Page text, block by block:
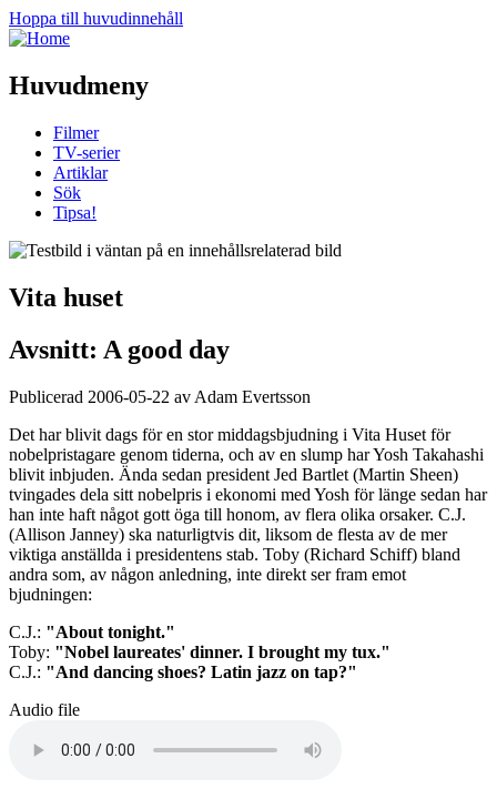
Hoppa till huvudinnehåll
Huvudmeny
Filmer
TV-serier
Artiklar
Sök
Tipsa!
Vita huset
Avsnitt: A good day
Publicerad 2006-05-22 av Adam Evertsson
Det har blivit dags för en stor middagsbjudning i Vita Huset för
nobelpristagare genom tiderna, och av en slump har Yosh Takahashi
blivit inbjuden. Ända sedan president Jed Bartlet (Martin Sheen)
tvingades dela sitt nobelpris i ekonomi med Yosh för länge sedan har
han inte haft något gott öga till honom, av flera olika orsaker. C.J.
(Allison Janney) ska naturligtvis dit, liksom de flesta av de mer
viktiga anställda i presidentens stab. Toby (Richard Schiff) bland
andra som, av någon anledning, inte direkt ser fram emot
bjudningen:
C.J.: "About tonight."
Toby: "Nobel laureates' dinner. I brought my tux."
C.J.: "And dancing shoes? Latin jazz on tap?"
Audio file